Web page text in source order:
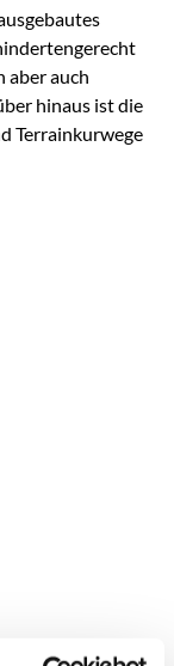
aber auch
hinaus ist die
Terrainkurwege